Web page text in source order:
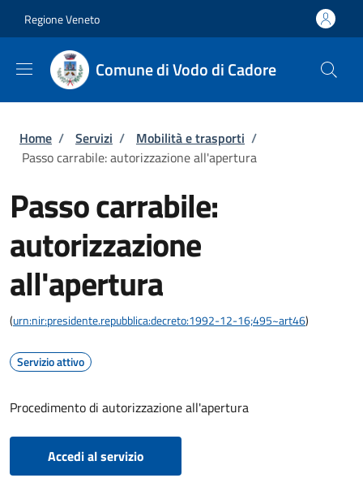
Regione Veneto
Comune di Vodo di Cadore
Briciole di pane
Home / Servizi / Mobilità e trasporti /
Passo carrabile: autorizzazione all'apertura
Passo carrabile:
autorizzazione
all'apertura
(urn:nir:presidente.repubblica:decreto:1992-12-16;495~art46)
Servizio attivo
Procedimento di autorizzazione all'apertura
Accedi al servizio